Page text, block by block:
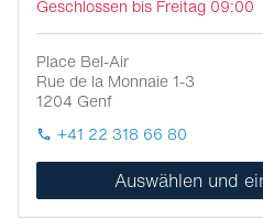
Geschlossen bis Freitag 09:00
Place Bel-Air
Rue de la Monnaie 1-3
1204 Genf
+41 22 318 66 80
Auswählen und